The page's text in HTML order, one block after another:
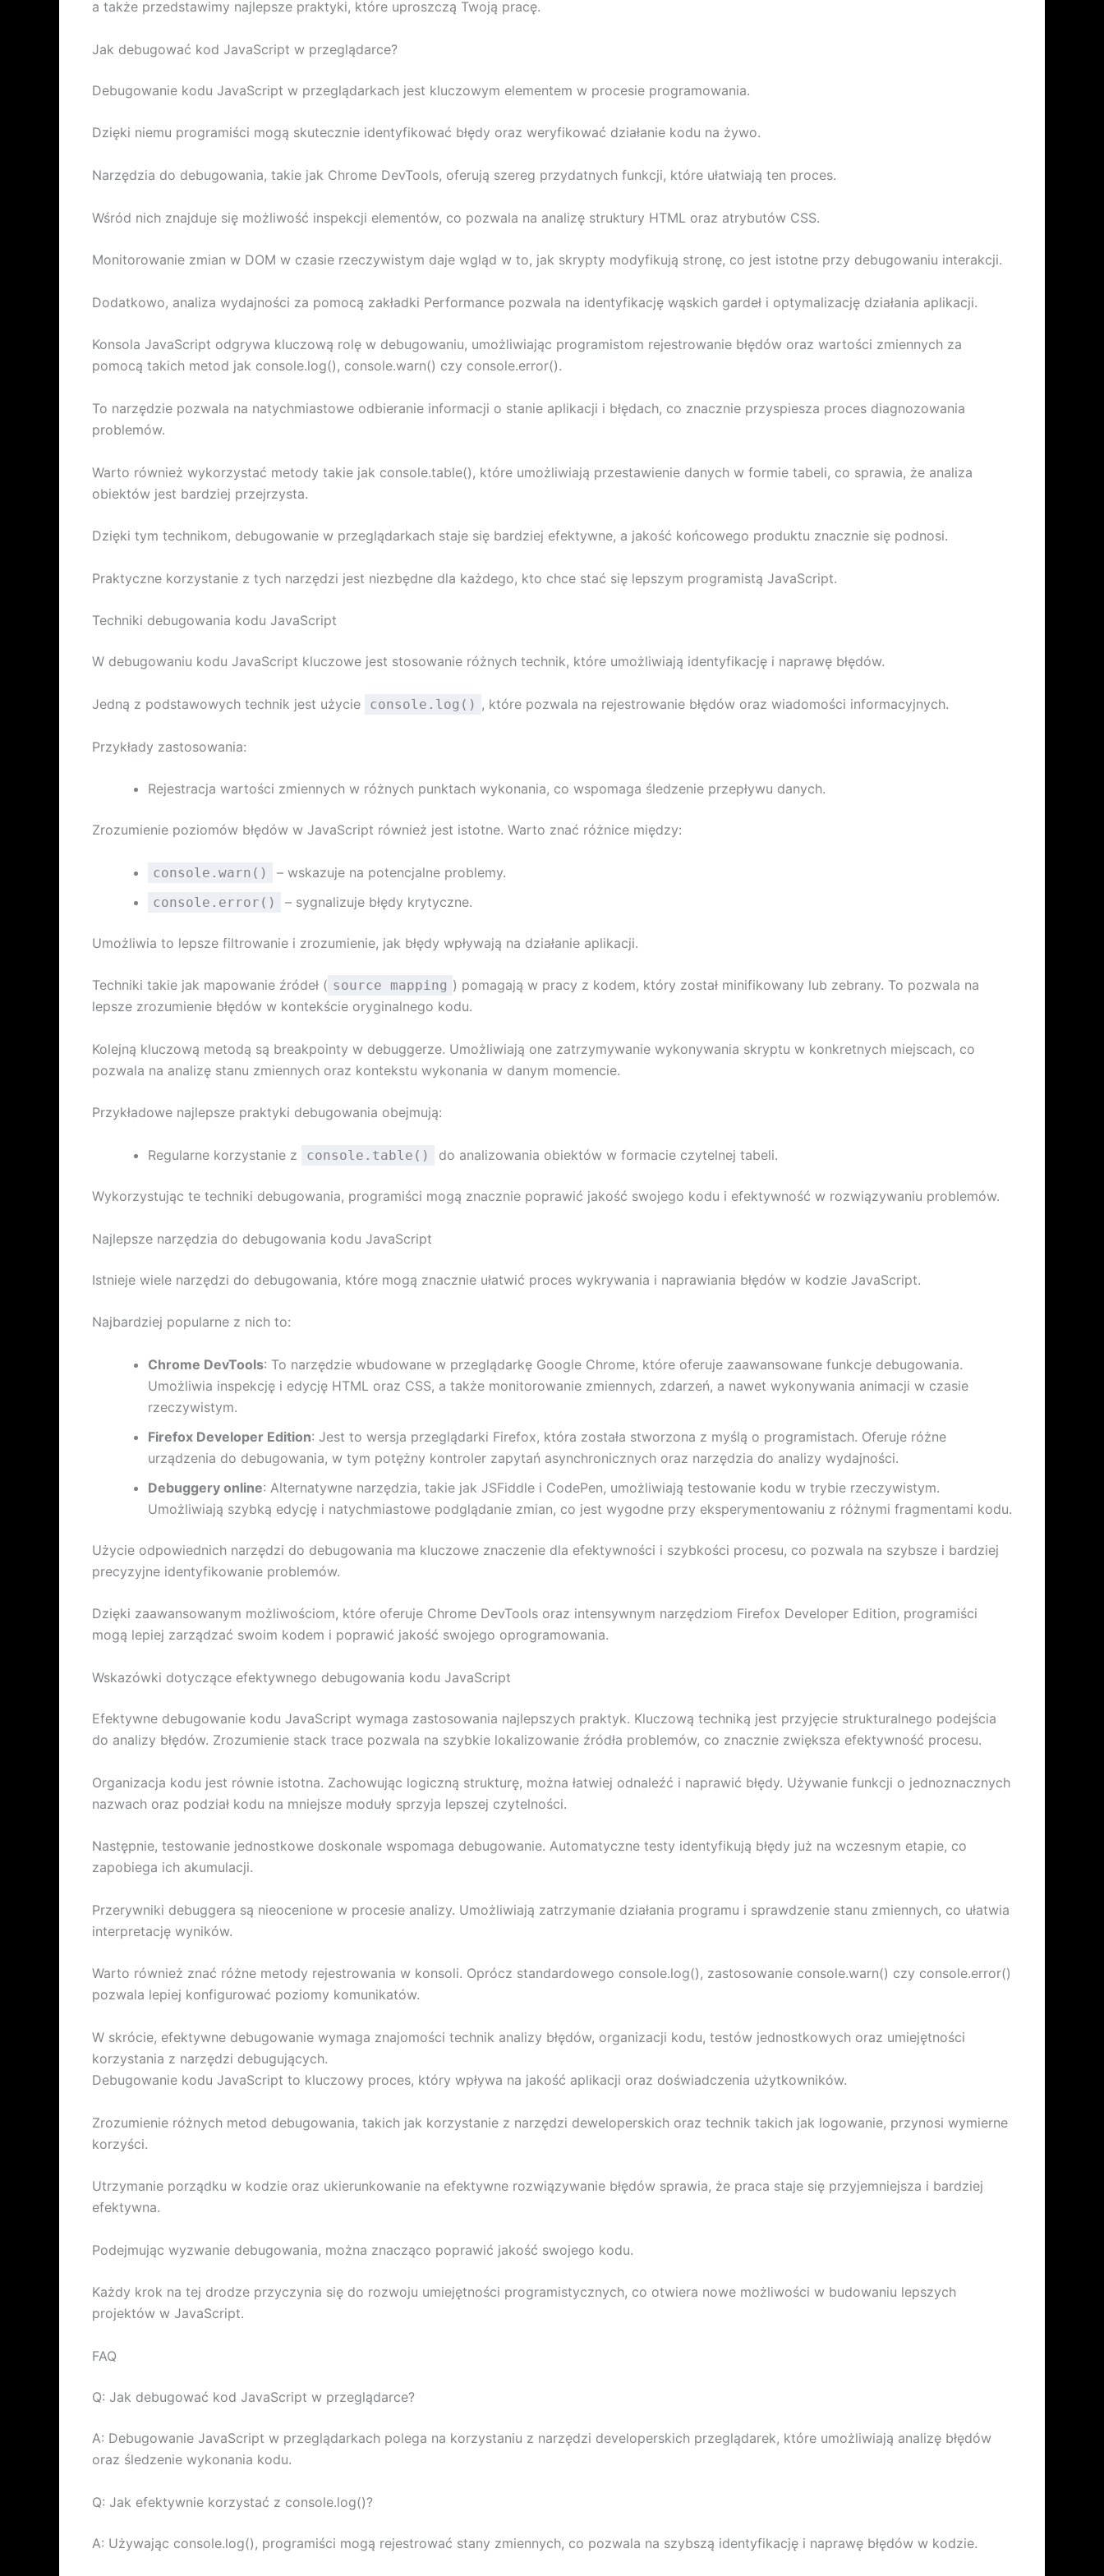
a także przedstawimy najlepsze praktyki, które uproszczą Twoją pracę.
Jak debugować kod JavaScript w przeglądarce?
Debugowanie kodu JavaScript w przeglądarkach jest kluczowym elementem w procesie programowania.
Dzięki niemu programiści mogą skutecznie identyfikować błędy oraz weryfikować działanie kodu na żywo.
Narzędzia do debugowania, takie jak Chrome DevTools, oferują szereg przydatnych funkcji, które ułatwiają ten proces.
Wśród nich znajduje się możliwość inspekcji elementów, co pozwala na analizę struktury HTML oraz atrybutów CSS.
Monitorowanie zmian w DOM w czasie rzeczywistym daje wgląd w to, jak skrypty modyfikują stronę, co jest istotne przy debugowaniu interakcji.
Dodatkowo, analiza wydajności za pomocą zakładki Performance pozwala na identyfikację wąskich gardeł i optymalizację działania aplikacji.
Konsola JavaScript odgrywa kluczową rolę w debugowaniu, umożliwiając programistom rejestrowanie błędów oraz wartości zmiennych za
pomocą takich metod jak console.log(), console.warn() czy console.error().
To narzędzie pozwala na natychmiastowe odbieranie informacji o stanie aplikacji i błędach, co znacznie przyspiesza proces diagnozowania
problemów.
Warto również wykorzystać metody takie jak console.table(), które umożliwiają przestawienie danych w formie tabeli, co sprawia, że analiza
obiektów jest bardziej przejrzysta.
Dzięki tym technikom, debugowanie w przeglądarkach staje się bardziej efektywne, a jakość końcowego produktu znacznie się podnosi.
Praktyczne korzystanie z tych narzędzi jest niezbędne dla każdego, kto chce stać się lepszym programistą JavaScript.
Techniki debugowania kodu JavaScript
W debugowaniu kodu JavaScript kluczowe jest stosowanie różnych technik, które umożliwiają identyfikację i naprawę błędów.
Jedną z podstawowych technik jest użycie console.log() , które pozwala na rejestrowanie błędów oraz wiadomości informacyjnych.
Przykłady zastosowania:
Rejestracja wartości zmiennych w różnych punktach wykonania, co wspomaga śledzenie przepływu danych.
Zrozumienie poziomów błędów w JavaScript również jest istotne. Warto znać różnice między:
console.warn() – wskazuje na potencjalne problemy.
console.error() – sygnalizuje błędy krytyczne.
Umożliwia to lepsze filtrowanie i zrozumienie, jak błędy wpływają na działanie aplikacji.
Techniki takie jak mapowanie źródeł ( source mapping ) pomagają w pracy z kodem, który został minifikowany lub zebrany. To pozwala na
lepsze zrozumienie błędów w kontekście oryginalnego kodu.
Kolejną kluczową metodą są breakpointy w debuggerze. Umożliwiają one zatrzymywanie wykonywania skryptu w konkretnych miejscach, co
pozwala na analizę stanu zmiennych oraz kontekstu wykonania w danym momencie.
Przykładowe najlepsze praktyki debugowania obejmują:
Regularne korzystanie z console.table() do analizowania obiektów w formacie czytelnej tabeli.
Wykorzystując te techniki debugowania, programiści mogą znacznie poprawić jakość swojego kodu i efektywność w rozwiązywaniu problemów.
Najlepsze narzędzia do debugowania kodu JavaScript
Istnieje wiele narzędzi do debugowania, które mogą znacznie ułatwić proces wykrywania i naprawiania błędów w kodzie JavaScript.
Najbardziej popularne z nich to:
Chrome DevTools: To narzędzie wbudowane w przeglądarkę Google Chrome, które oferuje zaawansowane funkcje debugowania.
Umożliwia inspekcję i edycję HTML oraz CSS, a także monitorowanie zmiennych, zdarzeń, a nawet wykonywania animacji w czasie
rzeczywistym.
Firefox Developer Edition: Jest to wersja przeglądarki Firefox, która została stworzona z myślą o programistach. Oferuje różne
urządzenia do debugowania, w tym potężny kontroler zapytań asynchronicznych oraz narzędzia do analizy wydajności.
Debuggery online: Alternatywne narzędzia, takie jak JSFiddle i CodePen, umożliwiają testowanie kodu w trybie rzeczywistym.
Umożliwiają szybką edycję i natychmiastowe podglądanie zmian, co jest wygodne przy eksperymentowaniu z różnymi fragmentami kodu.
Użycie odpowiednich narzędzi do debugowania ma kluczowe znaczenie dla efektywności i szybkości procesu, co pozwala na szybsze i bardziej
precyzyjne identyfikowanie problemów.
Dzięki zaawansowanym możliwościom, które oferuje Chrome DevTools oraz intensywnym narzędziom Firefox Developer Edition, programiści
mogą lepiej zarządzać swoim kodem i poprawić jakość swojego oprogramowania.
Wskazówki dotyczące efektywnego debugowania kodu JavaScript
Efektywne debugowanie kodu JavaScript wymaga zastosowania najlepszych praktyk. Kluczową techniką jest przyjęcie strukturalnego podejścia
do analizy błędów. Zrozumienie stack trace pozwala na szybkie lokalizowanie źródła problemów, co znacznie zwiększa efektywność procesu.
Organizacja kodu jest równie istotna. Zachowując logiczną strukturę, można łatwiej odnaleźć i naprawić błędy. Używanie funkcji o jednoznacznych
nazwach oraz podział kodu na mniejsze moduły sprzyja lepszej czytelności.
Następnie, testowanie jednostkowe doskonale wspomaga debugowanie. Automatyczne testy identyfikują błędy już na wczesnym etapie, co
zapobiega ich akumulacji.
Przerywniki debuggera są nieocenione w procesie analizy. Umożliwiają zatrzymanie działania programu i sprawdzenie stanu zmiennych, co ułatwia
interpretację wyników.
Warto również znać różne metody rejestrowania w konsoli. Oprócz standardowego console.log(), zastosowanie console.warn() czy console.error()
pozwala lepiej konfigurować poziomy komunikatów.
W skrócie, efektywne debugowanie wymaga znajomości technik analizy błędów, organizacji kodu, testów jednostkowych oraz umiejętności
korzystania z narzędzi debugujących.
Debugowanie kodu JavaScript to kluczowy proces, który wpływa na jakość aplikacji oraz doświadczenia użytkowników.
Zrozumienie różnych metod debugowania, takich jak korzystanie z narzędzi deweloperskich oraz technik takich jak logowanie, przynosi wymierne
korzyści.
Utrzymanie porządku w kodzie oraz ukierunkowanie na efektywne rozwiązywanie błędów sprawia, że praca staje się przyjemniejsza i bardziej
efektywna.
Podejmując wyzwanie debugowania, można znacząco poprawić jakość swojego kodu.
Każdy krok na tej drodze przyczynia się do rozwoju umiejętności programistycznych, co otwiera nowe możliwości w budowaniu lepszych
projektów w JavaScript.
FAQ
Q: Jak debugować kod JavaScript w przeglądarce?
A: Debugowanie JavaScript w przeglądarkach polega na korzystaniu z narzędzi developerskich przeglądarek, które umożliwiają analizę błędów
oraz śledzenie wykonania kodu.
Q: Jak efektywnie korzystać z console.log()?
A: Używając console.log(), programiści mogą rejestrować stany zmiennych, co pozwala na szybszą identyfikację i naprawę błędów w kodzie.